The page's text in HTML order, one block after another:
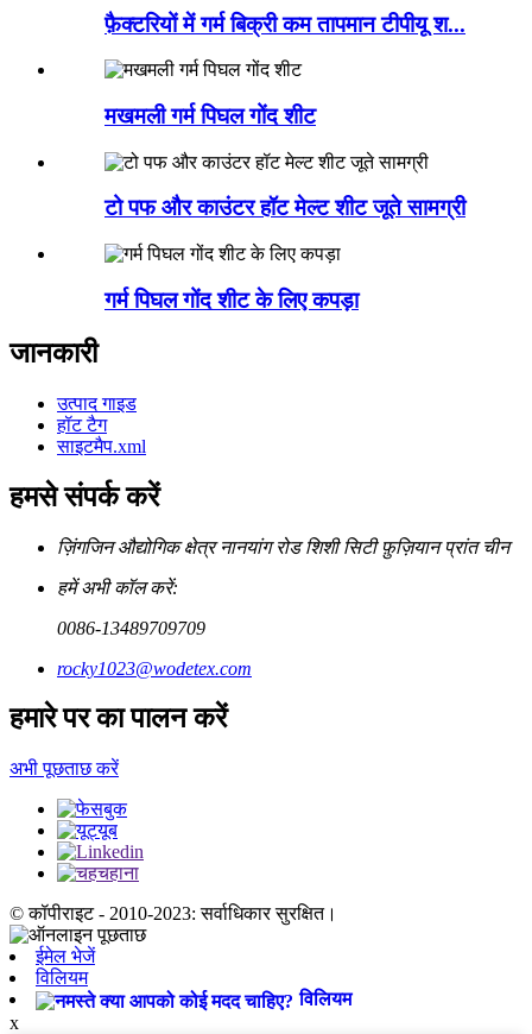
फ़ैक्टरियों में गर्म बिक्री कम तापमान टीपीयू श...
मखमली गर्म पिघल गोंद शीट
टो पफ और काउंटर हॉट मेल्ट शीट जूते सामग्री
गर्म पिघल गोंद शीट के लिए कपड़ा
जानकारी
उत्पाद गाइड
हॉट टैग
साइटमैप.xml
हमसे संपर्क करें
ज़िंगजिन औद्योगिक क्षेत्र नानयांग रोड शिशी सिटी फ़ुज़ियान प्रांत चीन
हमें अभी कॉल करें:
0086-13489709709
rocky1023@wodetex.com
हमारे पर का पालन करें
अभी पूछताछ करें
© कॉपीराइट - 2010-2023: सर्वाधिकार सुरक्षित।
ईमेल भेजें
विलियम
विलियम
x